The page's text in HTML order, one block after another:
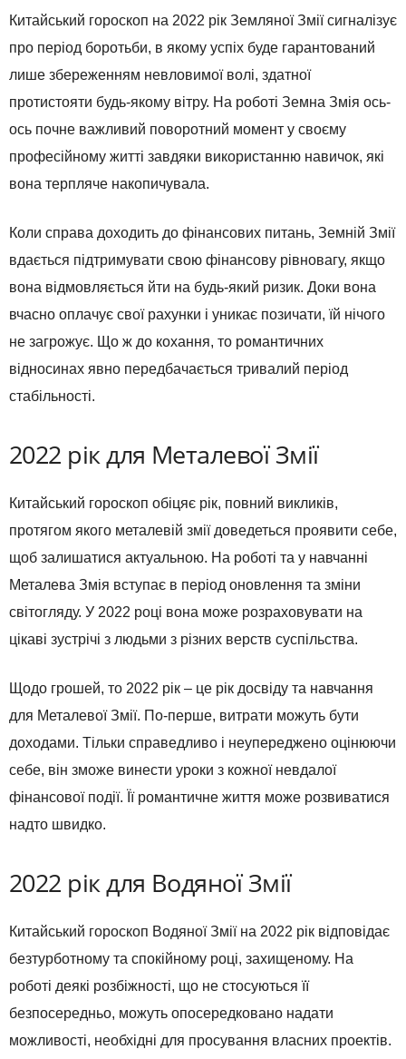
Китайський гороскоп на 2022 рік Земляної Змії сигналізує
про період боротьби, в якому успіх буде гарантований
лише збереженням невловимої волі, здатної
протистояти будь-якому вітру. На роботі Земна Змія ось-
ось почне важливий поворотний момент у своєму
професійному житті завдяки використанню навичок, які
вона терпляче накопичувала.
Коли справа доходить до фінансових питань, Земній Змії
вдається підтримувати свою фінансову рівновагу, якщо
вона відмовляється йти на будь-який ризик. Доки вона
вчасно оплачує свої рахунки і уникає позичати, їй нічого
не загрожує. Що ж до кохання, то романтичних
відносинах явно передбачається тривалий період
стабільності.
2022 рік для Металевої Змії
Китайський гороскоп обіцяє рік, повний викликів,
протягом якого металевій змії доведеться проявити себе,
щоб залишатися актуальною. На роботі та у навчанні
Металева Змія вступає в період оновлення та зміни
світогляду. У 2022 році вона може розраховувати на
цікаві зустрічі з людьми з різних верств суспільства.
Щодо грошей, то 2022 рік – це рік досвіду та навчання
для Металевої Змії. По-перше, витрати можуть бути
доходами. Тільки справедливо і неупереджено оцінюючи
себе, він зможе винести уроки з кожної невдалої
фінансової події. Її романтичне життя може розвиватися
надто швидко.
2022 рік для Водяної Змії
Китайський гороскоп Водяної Змії на 2022 рік відповідає
безтурботному та спокійному році, захищеному. На
роботі деякі розбіжності, що не стосуються її
безпосередньо, можуть опосередковано надати
можливості, необхідні для просування власних проектів.